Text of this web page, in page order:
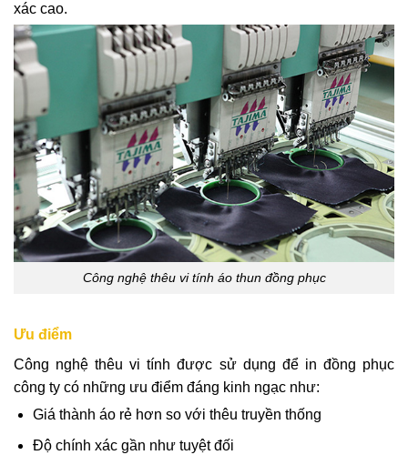
xác cao.
Công nghệ thêu vi tính áo thun đồng phục
Ưu điểm
Công nghệ thêu vi tính được sử dụng để in đồng phục
công ty có những ưu điểm đáng kinh ngạc như:
Giá thành áo rẻ hơn so với thêu truyền thống
Độ chính xác gần như tuyệt đối